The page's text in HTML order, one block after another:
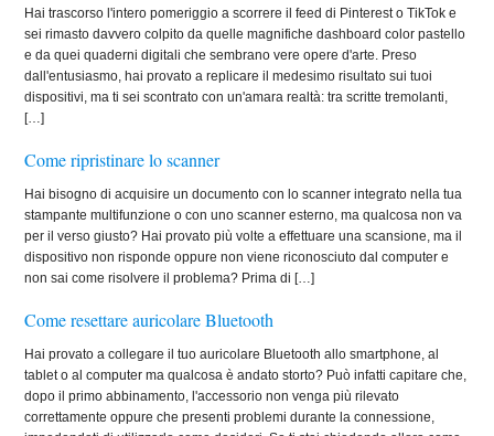
Hai trascorso l'intero pomeriggio a scorrere il feed di Pinterest o TikTok e
sei rimasto davvero colpito da quelle magnifiche dashboard color pastello
e da quei quaderni digitali che sembrano vere opere d'arte. Preso
dall'entusiasmo, hai provato a replicare il medesimo risultato sui tuoi
dispositivi, ma ti sei scontrato con un'amara realtà: tra scritte tremolanti,
[…]
Come ripristinare lo scanner
Hai bisogno di acquisire un documento con lo scanner integrato nella tua
stampante multifunzione o con uno scanner esterno, ma qualcosa non va
per il verso giusto? Hai provato più volte a effettuare una scansione, ma il
dispositivo non risponde oppure non viene riconosciuto dal computer e
non sai come risolvere il problema? Prima di […]
Come resettare auricolare Bluetooth
Hai provato a collegare il tuo auricolare Bluetooth allo smartphone, al
tablet o al computer ma qualcosa è andato storto? Può infatti capitare che,
dopo il primo abbinamento, l'accessorio non venga più rilevato
correttamente oppure che presenti problemi durante la connessione,